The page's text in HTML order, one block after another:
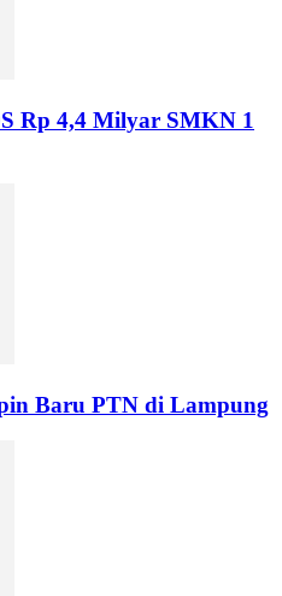
Rp 4,4 Milyar SMKN 1
Baru PTN di Lampung